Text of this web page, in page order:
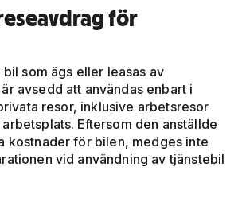
för
bil som ägs eller leasas av
avsedd att användas enbart i
resor, inklusive arbetsresor
Eftersom den anställde
kostnader för bilen, medges inte
vid användning av tjänstebil